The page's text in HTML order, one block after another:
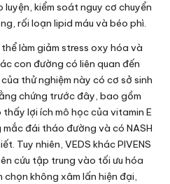
kiểm soát nguy cơ chuyển
rối loạn lipid máu và béo phì.
làm giảm stress oxy hóa và
con đường có liên quan đến
thử nghiệm này có cơ sở sinh
chứng trước đây, bao gồm
thấy lợi ích mô học của vitamin E
đái tháo đường và có NASH
Tuy nhiên, VEDS khác PIVENS
cứu tập trung vào tối ưu hóa
chọn không xâm lấn hiện đại,